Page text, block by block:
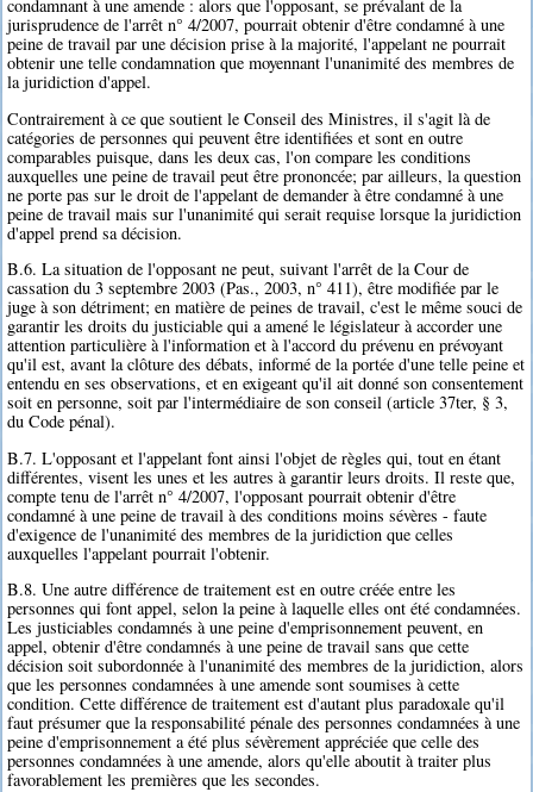
condamnant à une amende : alors que l'opposant, se prévalant de la
jurisprudence de l'arrêt n° 4/2007, pourrait obtenir d'être condamné à une
peine de travail par une décision prise à la majorité, l'appelant ne pourrait
obtenir une telle condamnation que moyennant l'unanimité des membres de
la juridiction d'appel.
Contrairement à ce que soutient le Conseil des Ministres, il s'agit là de
catégories de personnes qui peuvent être identifiées et sont en outre
comparables puisque, dans les deux cas, l'on compare les conditions
auxquelles une peine de travail peut être prononcée; par ailleurs, la question
ne porte pas sur le droit de l'appelant de demander à être condamné à une
peine de travail mais sur l'unanimité qui serait requise lorsque la juridiction
d'appel prend sa décision.
B.6. La situation de l'opposant ne peut, suivant l'arrêt de la Cour de
cassation du 3 septembre 2003 (Pas., 2003, n° 411), être modifiée par le
juge à son détriment; en matière de peines de travail, c'est le même souci de
garantir les droits du justiciable qui a amené le législateur à accorder une
attention particulière à l'information et à l'accord du prévenu en prévoyant
qu'il est, avant la clôture des débats, informé de la portée d'une telle peine et
entendu en ses observations, et en exigeant qu'il ait donné son consentement
soit en personne, soit par l'intermédiaire de son conseil (article 37ter, § 3,
du Code pénal).
B.7. L'opposant et l'appelant font ainsi l'objet de règles qui, tout en étant
différentes, visent les unes et les autres à garantir leurs droits. Il reste que,
compte tenu de l'arrêt n° 4/2007, l'opposant pourrait obtenir d'être
condamné à une peine de travail à des conditions moins sévères - faute
d'exigence de l'unanimité des membres de la juridiction que celles
auxquelles l'appelant pourrait l'obtenir.
B.8. Une autre différence de traitement est en outre créée entre les
personnes qui font appel, selon la peine à laquelle elles ont été condamnées.
Les justiciables condamnés à une peine d'emprisonnement peuvent, en
appel, obtenir d'être condamnés à une peine de travail sans que cette
décision soit subordonnée à l'unanimité des membres de la juridiction, alors
que les personnes condamnées à une amende sont soumises à cette
condition. Cette différence de traitement est d'autant plus paradoxale qu'il
faut présumer que la responsabilité pénale des personnes condamnées à une
peine d'emprisonnement a été plus sévèrement appréciée que celle des
personnes condamnées à une amende, alors qu'elle aboutit à traiter plus
favorablement les premières que les secondes.